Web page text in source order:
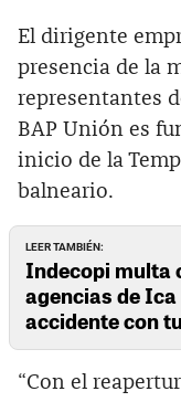
El dirigente
presencia de la
representantes
BAP Unión es
inicio de la
balneario.
LEER TAMBIÉN:
Indecopi multa
agencias de
accidente con
“Con el